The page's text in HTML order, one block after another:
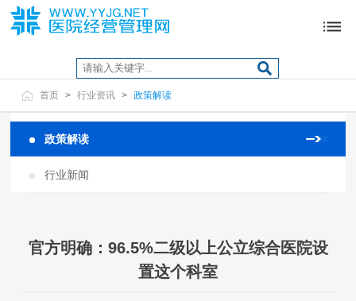
首页 > 行业资讯 > 政策解读
政策解读
行业新闻
官方明确：96.5%二级以上公立综合医院设
置这个科室